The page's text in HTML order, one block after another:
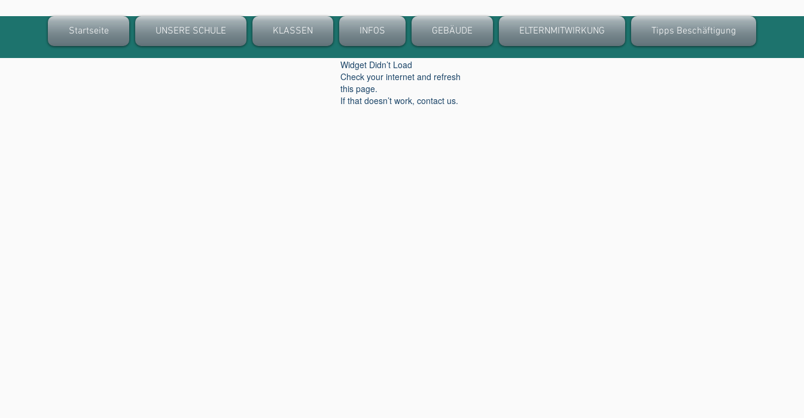
Startseite UNSERE SCHULE KLASSEN INFOS GEBÄUDE ELTERNMITWIRKUNG Tipps Beschäftigung
Widget Didn’t Load
Check your internet and refresh
this page.
If that doesn’t work, contact us.